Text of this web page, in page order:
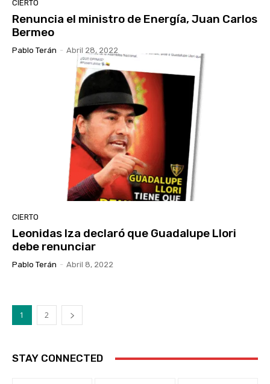
CIERTO
Renuncia el ministro de Energía, Juan Carlos
Bermeo
Pablo Terán - Abril 28, 2022
CIERTO
Leonidas Iza declaró que Guadalupe Llori
debe renunciar
Pablo Terán - Abril 8, 2022
1 2
STAY CONNECTED